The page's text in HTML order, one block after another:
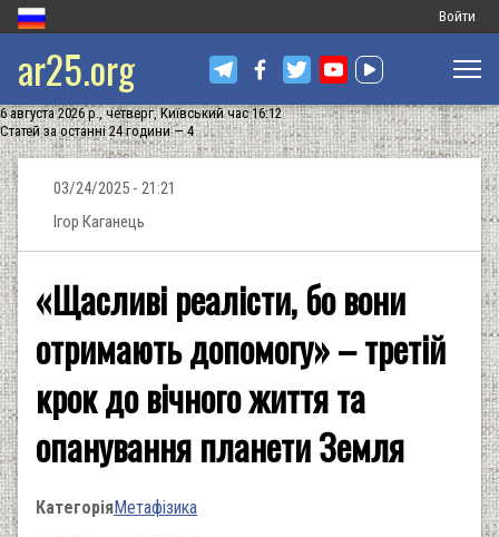
Меню
запису
Войти
ar25.org
6 августа 2026 р., четверг, Київський час 16:12
Статей за останні 24 години — 4
03/24/2025 - 21:21
Ігор Каганець
«Щасливі реалісти, бо вони
отримають допомогу» – третій
крок до вічного життя та
опанування планети Земля
КатегоріяМетафізика